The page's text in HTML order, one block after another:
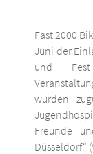
Fast 2000
Juni der
und
wurden
Freunde
Düsseldorf“